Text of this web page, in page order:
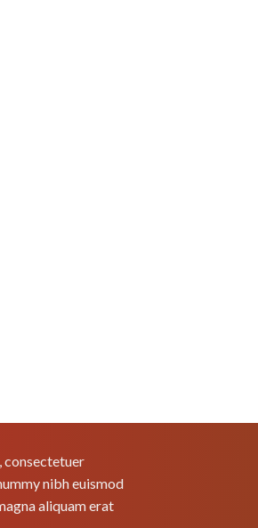
consectetuer
nibh euismod
aliquam erat